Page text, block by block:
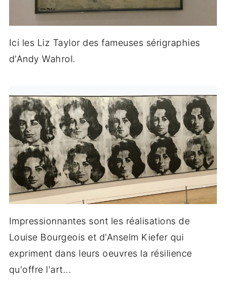
Ici les Liz Taylor des fameuses sérigraphies
d'Andy Wahrol.
Impressionnantes sont les réalisations de
Louise Bourgeois et d'Anselm Kiefer qui
expriment dans leurs oeuvres la résilience
qu'offre l'art...